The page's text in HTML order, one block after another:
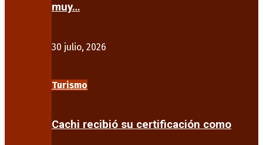
muy…
30 julio, 2026
Turismo
Cachi recibió su certificación como